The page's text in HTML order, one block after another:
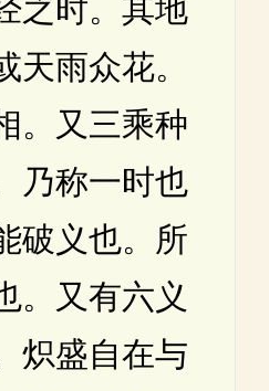
之时。其地
天雨众花。
。又三乘种
乃称一时也
破义也。所
。又有六义
炽盛自在与